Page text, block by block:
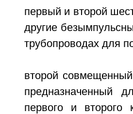
первый и второй
другие
трубопроводах для
второй совмещенный
предназначенный
первого и второго